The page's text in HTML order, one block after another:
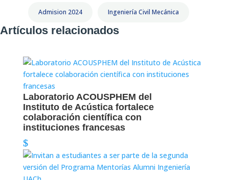
Admision 2024 Ingeniería Civil Mecánica
Artículos relacionados
Laboratorio ACOUSPHEM del
Instituto de Acústica fortalece
colaboración científica con
instituciones francesas